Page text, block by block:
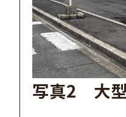
写真2 大型